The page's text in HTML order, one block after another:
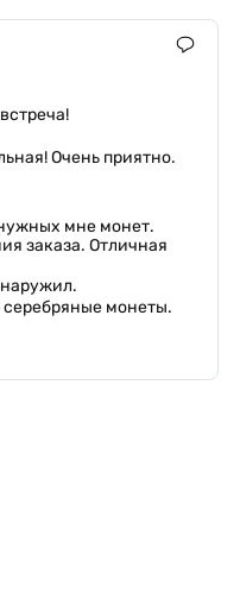
Очень приятно.
мне монет.
заказа. Отличная
монеты.